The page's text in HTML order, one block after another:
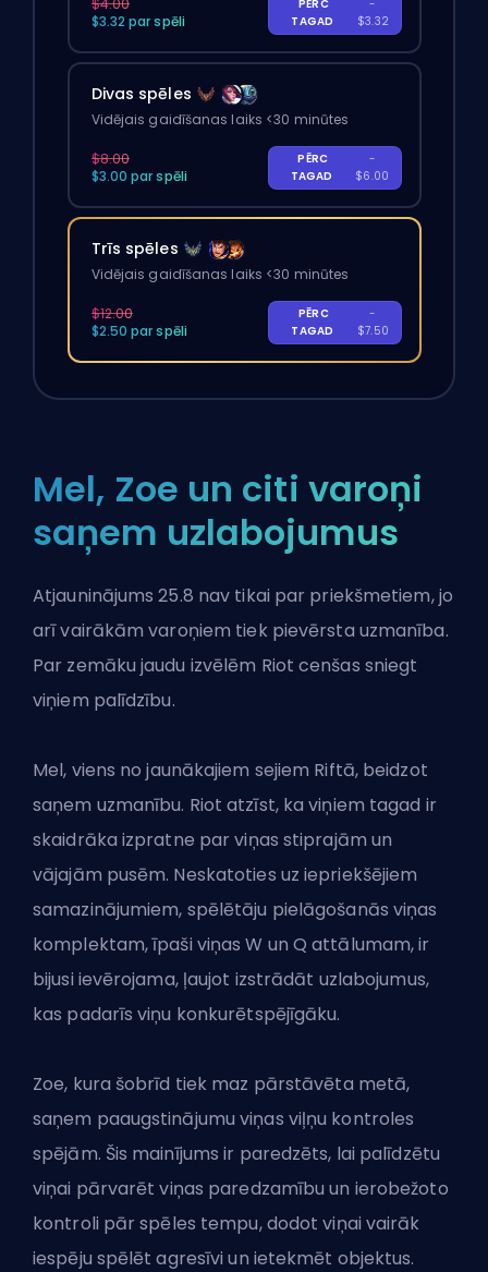
$4.00
$3.32 par spēli
PĒRC
TAGAD
-
$3.32
Divas spēles
Vidējais gaidīšanas laiks <30 minūtes
$8.00
$3.00 par spēli
PĒRC
TAGAD
-
$6.00
Trīs spēles
Vidējais gaidīšanas laiks <30 minūtes
$12.00
$2.50 par spēli
PĒRC
TAGAD
-
$7.50
Mel, Zoe un citi varoņi
saņem uzlabojumus
Atjauninājums 25.8 nav tikai par priekšmetiem, jo
arī vairākām varoņiem tiek pievērsta uzmanība.
Par zemāku jaudu izvēlēm Riot cenšas sniegt
viņiem palīdzību.
Mel, viens no jaunākajiem sejiem Riftā, beidzot
saņem uzmanību. Riot atzīst, ka viņiem tagad ir
skaidrāka izpratne par viņas stiprajām un
vājajām pusēm. Neskatoties uz iepriekšējiem
samazinājumiem, spēlētāju pielāgošanās viņas
komplektam, īpaši viņas W un Q attālumam, ir
bijusi ievērojama, ļaujot izstrādāt uzlabojumus,
kas padarīs viņu konkurētspējīgāku.
Zoe, kura šobrīd tiek maz pārstāvēta metā,
saņem paaugstinājumu viņas viļņu kontroles
spējām. Šis mainījums ir paredzēts, lai palīdzētu
viņai pārvarēt viņas paredzamību un ierobežoto
kontroli pār spēles tempu, dodot viņai vairāk
iespēju spēlēt agresīvi un ietekmēt objektus.